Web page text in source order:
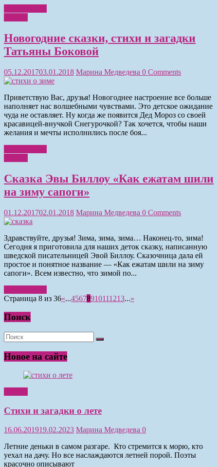
Новогодние сказки, стихи и загадки
Татьяны Боковой
05.12.201703.01.2018 Марина Медведева 0 Comments
Приветствую Вас, друзья! Новогоднее настроение все больше
наполняет нас волшебными чувствами. Это детское ожидание
чуда не оставляет. Ну когда же появится Дед Мороз со своей
красавицей-внучкой Снегурочкой? Так хочется, чтобы наши
желания и мечты исполнились после боя...
Сказка Эвы Биллоу «Как ежатам шили
на зиму сапоги»
01.12.201702.01.2018 Марина Медведева 0 Comments
Здравствуйте, друзья! Зима, зима, зима… Наконец-то, зима!
Сегодня я приготовила для наших деток сказку, написанную
шведской писательницей Эвой Биллоу. Сказочница дала ей
простое и понятное название — «Как ежатам шили на зиму
сапоги». Всем известно, что зимой по...
Страница 8 из 36«...45678910111213...»
Поиск
Новое на сайте
Стихи и загадки о лете
16.06.201919.02.2023 Марина Медведева 0
Летние деньки в самом разгаре. Кто стремится к морю, кто
уехал на дачу. Но все наслаждаются летней порой. Поэты
красочно описывают